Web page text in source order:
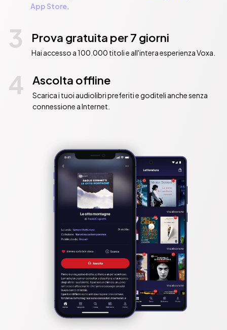
App Store.
3 Prova gratuita per 7 giorni
Hai accesso a 100.000 titoli e all'intera esperienza Voxa.
4 Ascolta offline
Scarica i tuoi audiolibri preferiti e goditeli anche senza
connessione a Internet.